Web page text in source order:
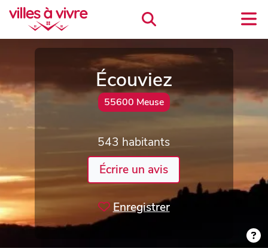
Écouviez
55600 Meuse
543 habitants
Écrire un avis
Enregistrer